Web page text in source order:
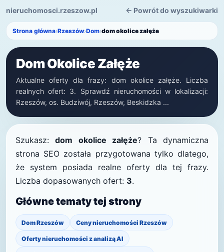
nieruchomosci.rzeszow.pl ← Powrót do wyszukiwarki
Strona główna›Rzeszów›Dom›dom okolice załęże
Dom Okolice Załęże
Aktualne oferty dla frazy: dom okolice załęże. Liczba
realnych ofert: 3. Sprawdź nieruchomości w lokalizacji:
Rzeszów, os. Budziwój, Rzeszów, Beskidzka ...
Szukasz:dom okolice załęże? Ta dynamiczna
strona SEO została przygotowana tylko dlatego,
że system posiada realne oferty dla tej frazy.
Liczba dopasowanych ofert: 3.
Główne tematy tej strony
Dom Rzeszów Ceny nieruchomości Rzeszów
Oferty nieruchomości z analizą AI